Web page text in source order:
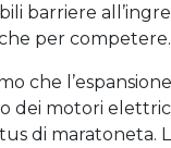
barriere
per competere.
che
dei motori
di maratoneta.